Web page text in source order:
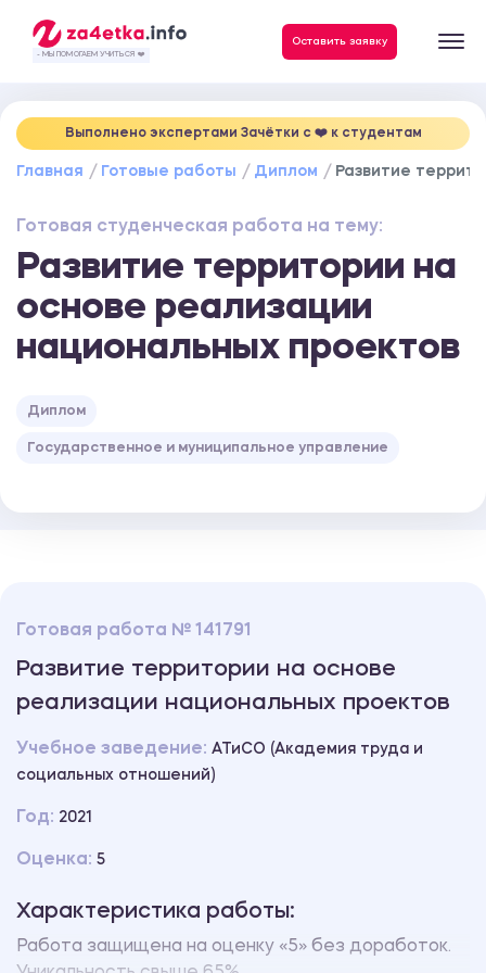
- МЫ ПОМОГАЕМ УЧИТЬСЯ ❤️
Оставить заявку
Выполнено экспертами Зачётки c ❤️ к студентам
Главная Готовые работы Диплом Развитие
Готовая студенческая работа на тему:
Развитие территории на
основе реализации
национальных проектов
Диплом
Государственное и муниципальное управление
Готовая работа № 141791
Развитие территории на основе
реализации национальных проектов
Учебное заведение: АТиСО (Академия труда и
социальных отношений)
Год: 2021
Оценка: 5
Характеристика работы:
Работа защищена на оценку «5» без доработок.